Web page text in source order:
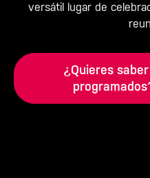
versátil lugar de
¿Quieres